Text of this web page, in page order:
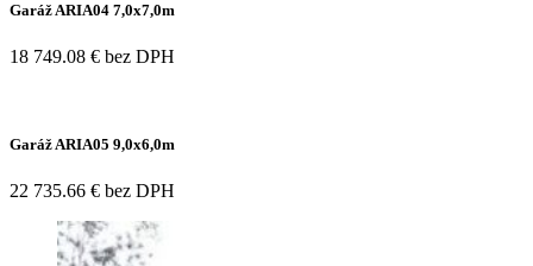
Garáž ARIA04 7,0x7,0m
18 749.08 € bez DPH
Garáž ARIA05 9,0x6,0m
22 735.66 € bez DPH